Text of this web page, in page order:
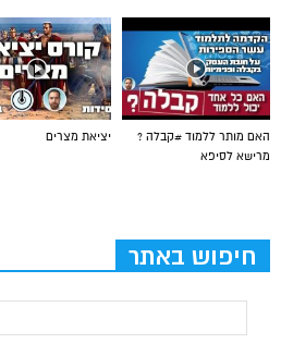
יציאת מצרים
האם מותר ללמוד #קבלה ?
מרישא לסיפא
חיפוש באתר